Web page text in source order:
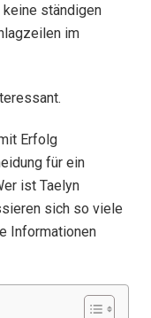
ständigen
im
Erfolg
für ein
ist Taelyn
sich so viele
Informationen